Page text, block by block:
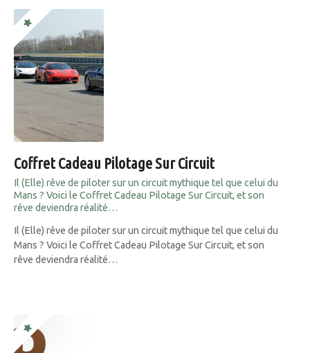
Coffret Cadeau Pilotage Sur Circuit
Il (Elle) rêve de piloter sur un circuit mythique tel que celui du
Mans ? Voici le Coffret Cadeau Pilotage Sur Circuit, et son
rêve deviendra réalité…
Il (Elle) rêve de piloter sur un circuit mythique tel que celui du
Mans ? Voici le Coffret Cadeau Pilotage Sur Circuit, et son
rêve deviendra réalité…